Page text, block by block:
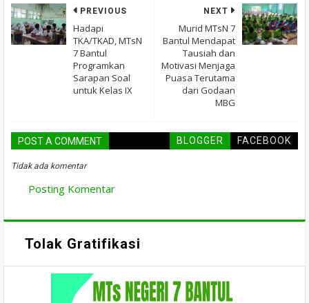
NEXT
Murid MTsN 7
Bantul Mendapat
Tausiah dan
Motivasi Menjaga
Puasa Terutama
dari Godaan
MBG
PREVIOUS
Hadapi
TKA/TKAD, MTsN
7 Bantul
Programkan
Sarapan Soal
untuk Kelas IX
POST A COMMENT BLOGGER FACEBOOK
Tidak ada komentar
Posting Komentar
Tolak Gratifikasi